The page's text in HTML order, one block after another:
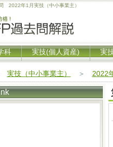
2022年1月実技（中小事業主）
科 実技(個人資産) 実
実技（中小事業主） ＞ 2022